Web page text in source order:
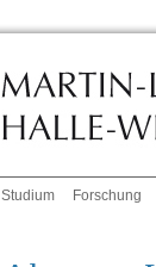
Studium Forschung